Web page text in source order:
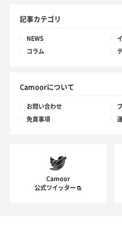
記事カテゴリ
NEWS
コラム
Camoorについて
お問い合わせ
免責事項
Camoor
公式ツイッター